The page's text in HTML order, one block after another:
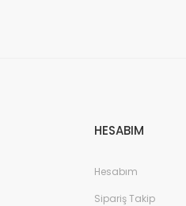
HESABIM
Hesabım
Sipariş Takip